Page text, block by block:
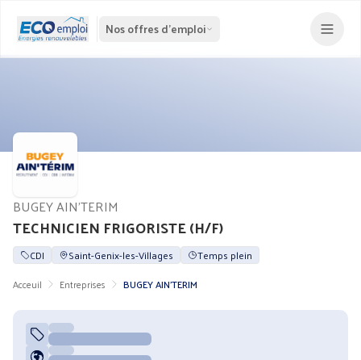
Nos offres d'emploi
TECHNICIEN FRIGORISTE (H/F)
BUGEY AIN'TERIM
CDI Saint-Genix-les-Villages
Temps plein
Acceuil
Entreprises BUGEY AIN'TERIM